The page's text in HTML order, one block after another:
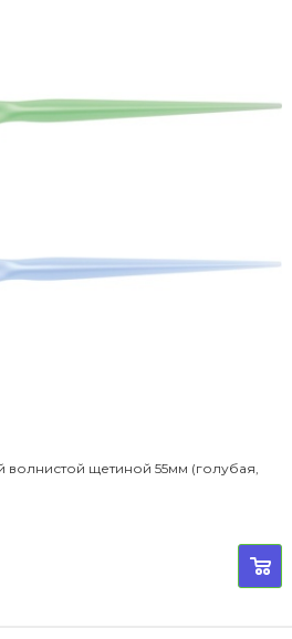
волнистой щетиной 55мм (голубая,